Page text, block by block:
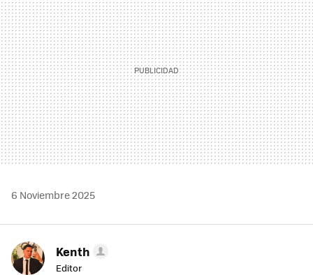
6 Noviembre 2025
Kenth
Editor